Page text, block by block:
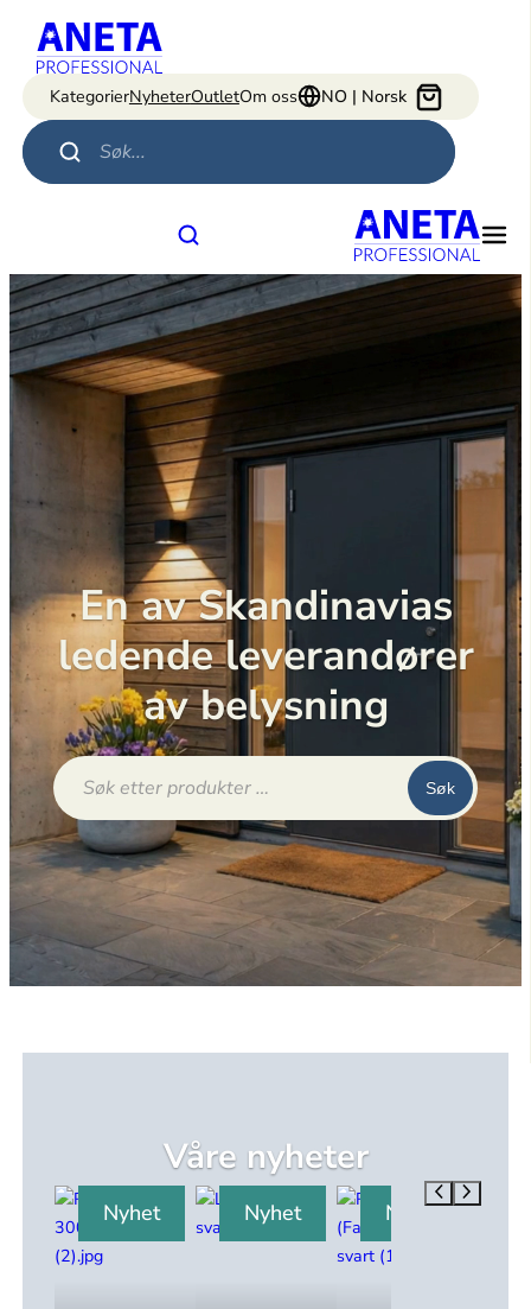
Hopp
innhold
KategorierNyheterOutletOm oss NO | Norsk
Products search
En av Skandinavias
ledende leverandører
av belysning
Products
search
Våre nyheter
Nyhet Nyhet Nyhet